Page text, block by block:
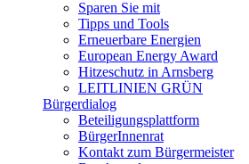
Sparen Sie mit
Tipps und Tools
Erneuerbare Energien
European Energy Award
Hitzeschutz in Arnsberg
LEITLINIEN GRÜN
Bürgerdialog
Beteiligungsplattform
BürgerInnenrat
Kontakt zum Bürgermeister